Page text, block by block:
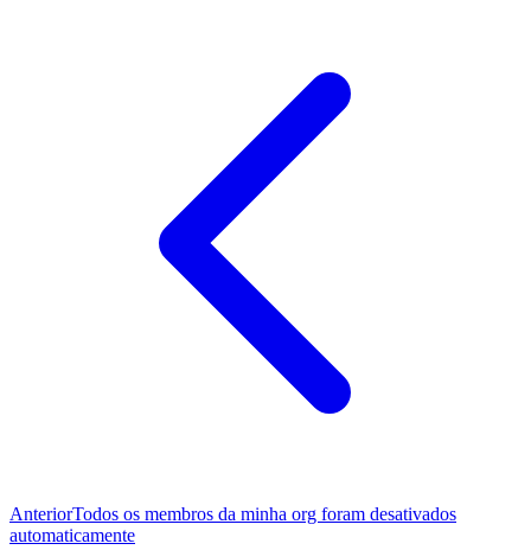
AnteriorTodos os membros da minha org foram desativados
automaticamente